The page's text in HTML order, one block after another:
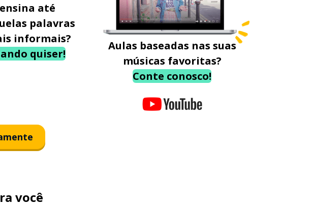
até
palavras
informais?
quiser!
Aulas baseadas nas suas
músicas favoritas?
Conte conosco!
você